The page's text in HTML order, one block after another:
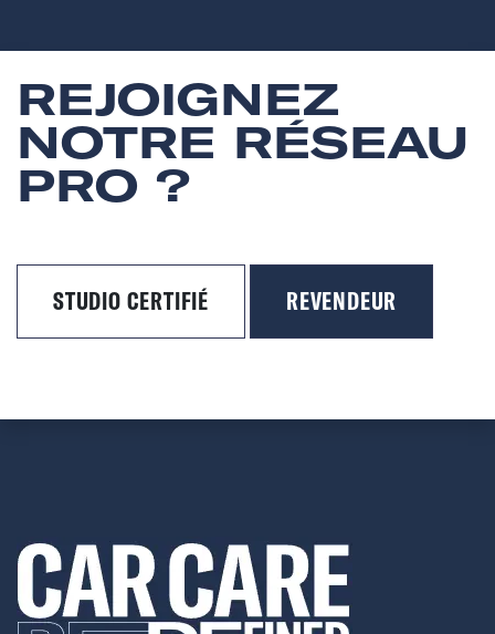
REJOIGNEZ
NOTRE RÉSEAU
PRO ?
STUDIO CERTIFIÉ REVENDEUR